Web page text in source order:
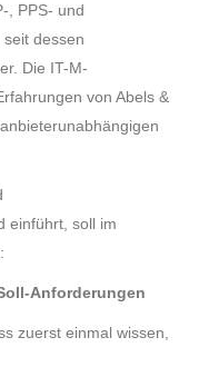
, PPS- und
dessen
Die IT-M-
von Abels &
einführt, soll im
Anforderungen
zuerst einmal wissen,